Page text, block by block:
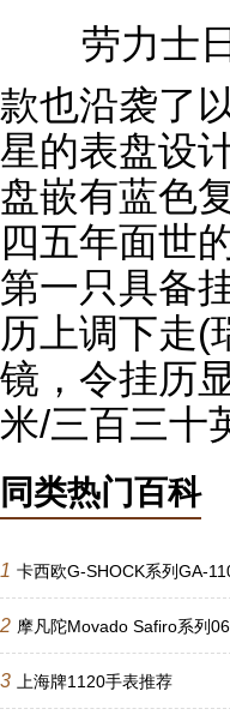
劳力士
款也沿袭了
星的表盘设
盘嵌有蓝色
四五年面世
第一只具备
历上调下走(
镜，令挂历
米/三百三十
同类热门百科
1 卡西欧G-SHOCK系列GA-
2 摩凡陀Movado Safiro系列
3 上海牌1120手表推荐